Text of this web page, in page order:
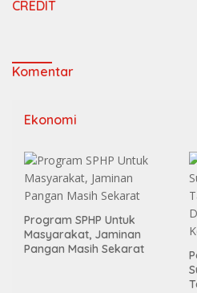
CREDIT
Komentar
Ekonomi
Program SPHP Untuk
Masyarakat, Jaminan
Pangan Masih Sekarat